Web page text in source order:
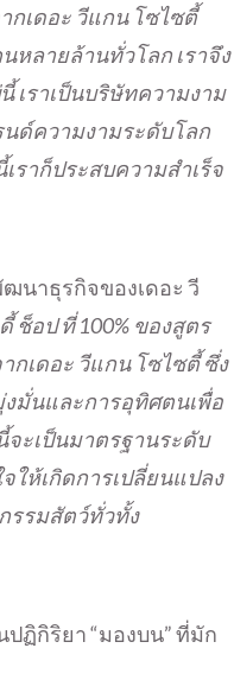
เดอะ วีแกน โซไซตี้
ลายล้านทั่วโลก เราจึง
เราเป็นบริษัทความงาม
นด์ความงามระดับโลก
าก็ประสบความสำเร็จ
นาธุรกิจของเดอะ วี
ช็อป ที่ 100% ของสูตร
เดอะ วีแกน โซไซตี้ ซึ่ง
งมั่นและการอุทิศตนเพื่อ
ะเป็นมาตรฐานระดับ
ให้เกิดการเปลี่ยนแปลง
รรมสัตว์ทั่วทั้ง
ปฏิกิริยา “มองบน” ที่มัก